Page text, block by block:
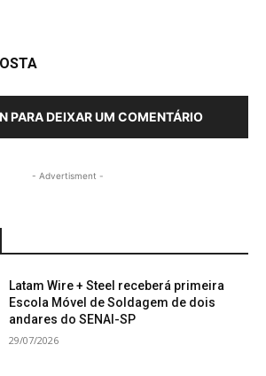
PARA DEIXAR UM COMENTÁRIO
- Advertisment -
Latam Wire + Steel receberá primeira
Escola Móvel de Soldagem de dois
andares do SENAI-SP
29/07/2026